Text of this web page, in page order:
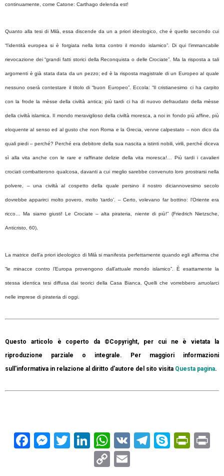
continuamente, come Catone: Carthago delenda est!
Quanto alla tesi di Milà, essa discende da un a priori ideologico, che è quello secondo cui
“l’identità europea si è forgiata nella lotta contro il mondo islamico”. Di qui l’immancabile
rievocazione dei “grandi fatti storici della Reconquista o delle Crociate”. Ma la risposta a tali
argomenti è già stata data da un pezzo; ed è la risposta magistrale di un Europeo al quale
nessuno oserà contestare il titolo di “buon Europeo”. Eccola: “Il cristianesimo ci ha carpito
con la frode la mèsse della civiltà antica; più tardi ci ha di nuovo defraudato della mèsse
della civiltà islamica. Il mondo meraviglioso della civiltà moresca, a noi in fondo più affine, più
eloquente al senso ed al gusto che non Roma e la Grecia, venne calpestato – non dico da
quali piedi – perché? Perché era debitore della sua nascita a istinti nobili, virili, perché diceva
sì alla vita anche con le rare e raffinate delizie della vita moresca!… Più tardi i cavalieri
crociati combatterono qualcosa, davanti a cui meglio sarebbe convenuto loro prostrarsi nella
polvere, – una civiltà al cospetto della quale persino il nostro diciannovesimo secolo
dovrebbe apparirci molto povero, molto ‘tardo’. – Certo, volevano far bottino: l’Oriente era
ricco… Ma siamo giusti! Le Crociate – alta pirateria, niente di più!” (Friedrich Nietzsche,
Anticristo, 60).
La matrice dell’a priori ideologico di Milà si manifesta perfettamente quando egli afferma che
“le minacce contro l’Europa provengono dall’attuale mondo islamico”. È esattamente la
stessa identica tesi diffusa dai teorici della Casa Bianca. Quelli che vorrebbero arruolarci
nelle imprese di pirateria di oggi.
Questo articolo è coperto da ©Copyright, per cui ne è vietata la
riproduzione parziale o integrale. Per maggiori informazioni
sull'informativa in relazione al diritto d'autore del sito visita Questa pagina.
Facebook
Messenger
TwitterLinkedIn
WhatsApp
VK Telegram
Skype
Copy